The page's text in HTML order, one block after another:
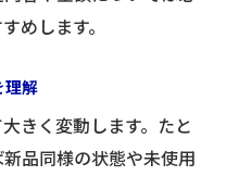
めします。
理解
きく変動します。たと
品同様の状態や未使用